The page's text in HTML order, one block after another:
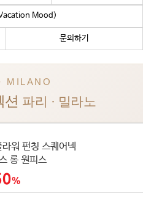
Mood)
문의하기
MILANO
션 파리 · 밀라노
워 펀칭 스퀘어넥
롱 원피스